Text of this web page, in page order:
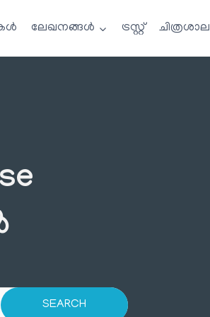
ലേഖനങ്ങൾ ട്രസ്റ്റ് ചിത്രശാല